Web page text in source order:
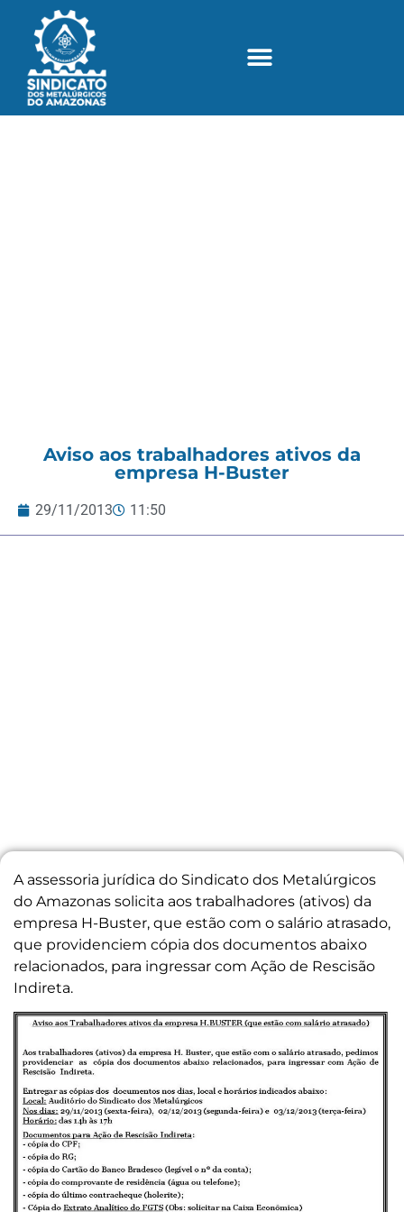
Aviso aos trabalhadores ativos da
empresa H-Buster
29/11/2013 11:50
A assessoria jurídica do Sindicato dos Metalúrgicos
do Amazonas solicita aos trabalhadores (ativos) da
empresa H-Buster, que estão com o salário atrasado,
que providenciem cópia dos documentos abaixo
relacionados, para ingressar com Ação de Rescisão
Indireta.